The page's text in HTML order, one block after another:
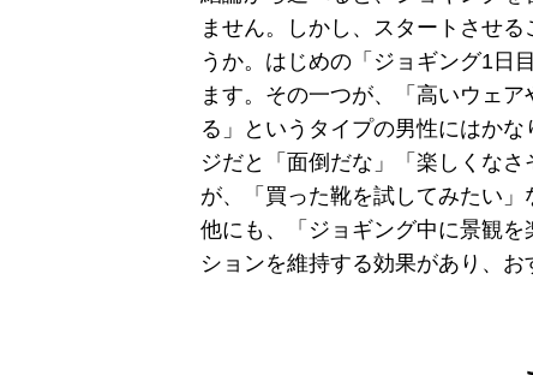
ません。しかし、スタートさせ
うか。はじめの「ジョギング1日
ます。その一つが、「高いウェ
る」というタイプの男性にはか
ジだと「面倒だな」「楽しくな
が、「買った靴を試してみたい」
他にも、「ジョギング中に景観
ションを維持する効果があり、お